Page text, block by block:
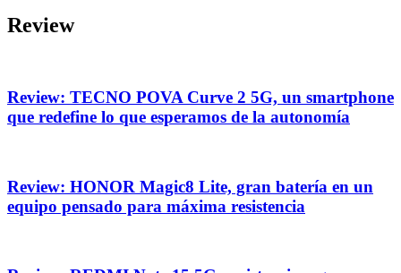
Review
Review: TECNO POVA Curve 2 5G, un smartphone
que redefine lo que esperamos de la autonomía
Review: HONOR Magic8 Lite, gran batería en un
equipo pensado para máxima resistencia